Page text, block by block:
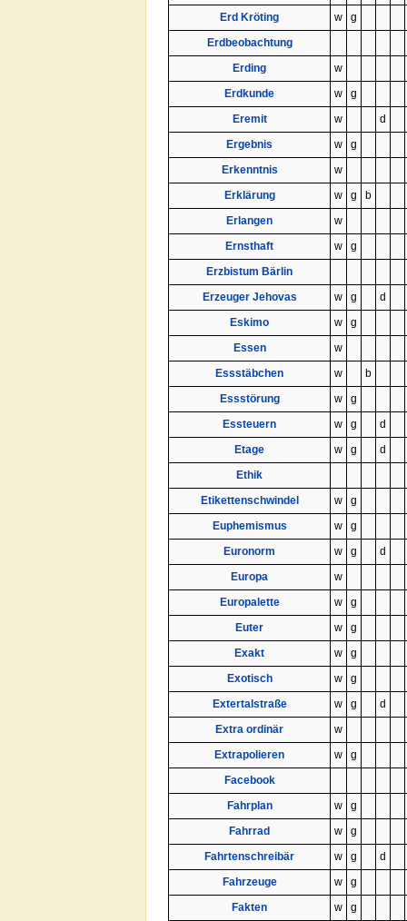
Erd Kröting
w
g
Erdbeobachtung
Erding
w
Erdkunde
w
g
Eremit
w
d
Ergebnis
w
g
Erkenntnis
w
Erklärung
w g
b
Erlangen
w
Ernsthaft
w
g
Erzbistum Bärlin
Erzeuger Jehovas
w g
d
Eskimo
w
g
Essen
w
Essstäbchen
w
b
Essstörung
w
g
Essteuern
w g
d
Etage
w g
d
Ethik
Etikettenschwindel
w
g
Euphemismus
w
g
Euronorm
w g
d
Europa
w
Europalette
w
g
Euter
w
g
Exakt
w
g
Exotisch
w
g
Extertalstraße
w g
d
Extra ordinär
w
Extrapolieren
w
g
Facebook
Fahrplan
w
g
Fahrrad
w
g
Fahrtenschreibär
w g
d
Fahrzeuge
w
g
Fakten
w
g